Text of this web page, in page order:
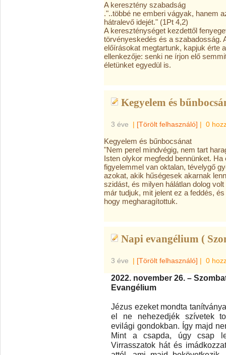
A keresztény szabadság
."..többé ne emberi vágyak, hanem
hátralevő idejét." (1Pt 4,2)
A kereszténységet kezdettől
törvényeskedés és a szabadosság.
előírásokat megtartunk, kapjuk érte
ellenkezője: senki ne írjon elő
életünket egyedül is.
Kegyelem és
3 éve | [Törölt felhasználó] | 0
Kegyelem és bűnbocsánat
"Nem perel mindvégig, nem tart
Isten olykor megfedd bennünket.
figyelemmel van oktalan, tévelygő
azokat, akik hűségesek akarnak
szidást, és milyen hálátlan dolog
már tudjuk, mit jelent ez a feddés,
hogy megharagítottuk.
Napi evangélium (
3 éve | [Törölt felhasználó] | 0
2022. november 26. –
Evangélium
Jézus ezeket mondta
el ne nehezedjék szívetek
evilági gondokban. Így majd
Mint a csapda, úgy csap
Virrasszatok hát és